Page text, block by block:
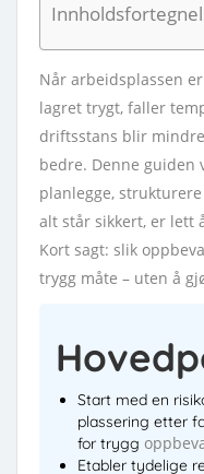
Når arbeidsplassen
lagret trygt, faller
driftsstans blir
bedre. Denne guiden
planlegge,
alt står sikkert, er lett
Kort sagt: slik
trygg måte – uten å
Start med en
plassering etter
for trygg
Etabler tydelige